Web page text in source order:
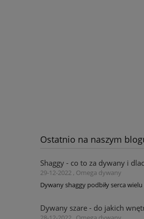
Ostatnio na naszym
Shaggy - co to za dywany i
29-12-2022 , Omega dywany
Dywany shaggy podbiły serca
Dywany szare - do jakich